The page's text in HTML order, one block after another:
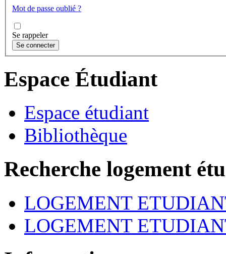
Mot de passe oublié ?
Se rappeler
Espace Étudiant
Espace étudiant
Bibliothèque
Recherche logement
LOGEMENT
LOGEMENT